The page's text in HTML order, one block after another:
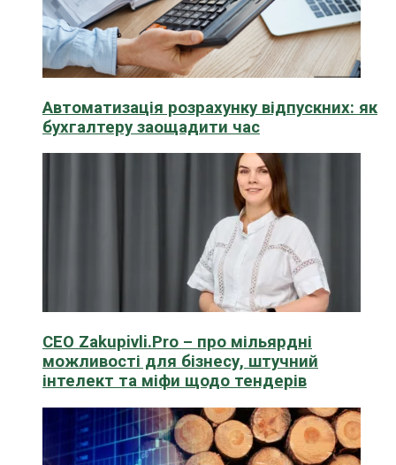
Автоматизація розрахунку відпускних: як
бухгалтеру заощадити час
CEO Zakupivli.Pro – про мільярдні
можливості для бізнесу, штучний
інтелект та міфи щодо тендерів